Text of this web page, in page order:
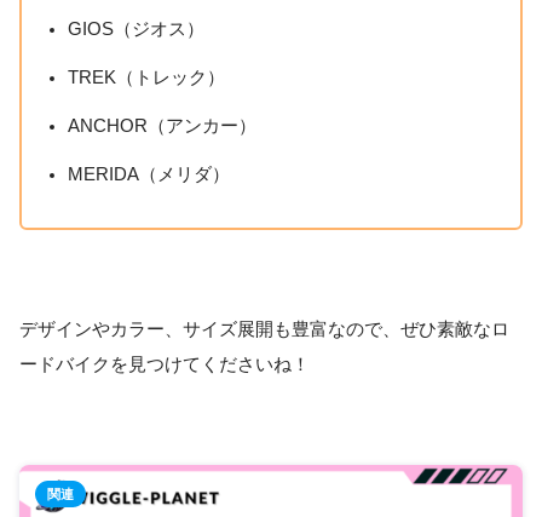
GIOS（ジオス）
TREK（トレック）
ANCHOR（アンカー）
MERIDA（メリダ）
デザインやカラー、サイズ展開も豊富なので、ぜひ素敵なロ
ードバイクを見つけてくださいね！